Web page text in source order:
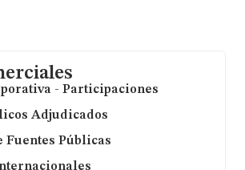
- Participaciones
Adjudicados
Fuentes Públicas